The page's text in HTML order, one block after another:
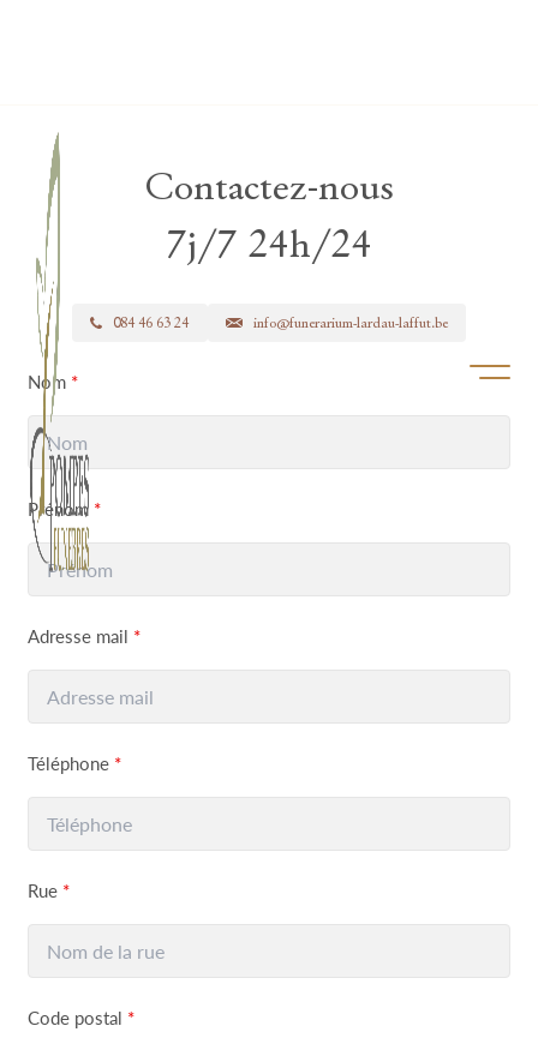
Ouvrir/
Contactez-nous
7j/7 24h/24
084 46 63 24 info@funerarium-lardau-laffut.be
Nom *
Prénom *
Adresse mail *
Téléphone *
Rue *
Code postal *